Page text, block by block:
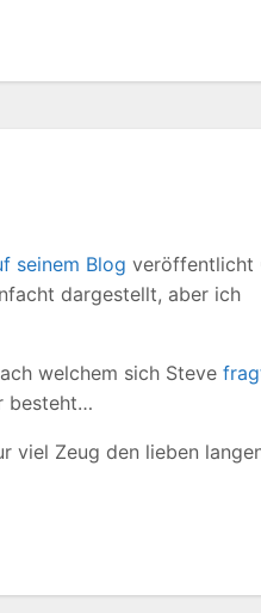
seinem Blog veröffentlicht
dargestellt, aber ich
welchem sich Steve
besteht…
viel Zeug den lieben